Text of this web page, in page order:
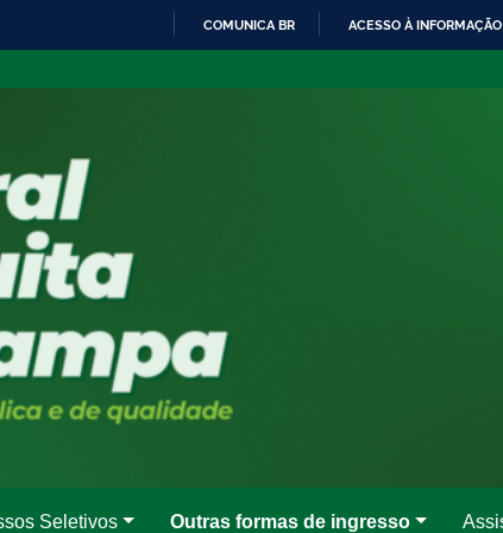
COMUNICA BR ACESSO À INFORMAÇÃO
Seletivos Outras formas de ingresso